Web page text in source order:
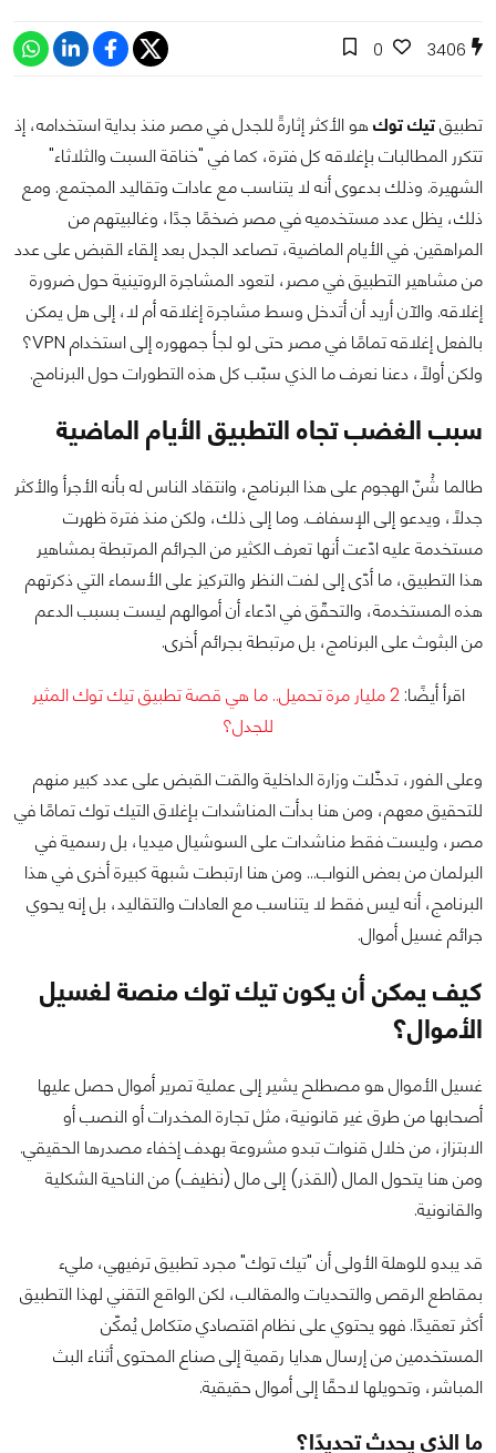
3406
0
تطبيقتيك توكهو الأكثر إثارةً للجدل في مصر منذ بداية استخدامه، إذ
تتكرر المطالبات بإغلاقه كل فترة، كما في "خناقة السبت والثلاثاء"
الشهيرة. وذلك بدعوى أنه لا يتناسب مع عادات وتقاليد المجتمع. ومع
ذلك، يظل عدد مستخدميه في مصر ضخمًا جدًا، وغالبيتهم من
المراهقين. في الأيام الماضية، تصاعد الجدل بعد إلقاء القبض على عدد
من مشاهير التطبيق في مصر، لتعود المشاجرة الروتينية حول ضرورة
إغلاقه. والآن أريد أن أتدخل وسط مشاجرة إغلاقه أم لا، إلى هل يمكن
بالفعل إغلاقه تمامًا في مصر حتى لو لجأ جمهوره إلى استخدام VPN؟
ولكن أولًا، دعنا نعرف ما الذي سبّب كل هذه التطورات حول البرنامج.
سبب الغضب تجاه التطبيق الأيام الماضية
طالما شُنّ الهجوم على هذا البرنامج، وانتقاد الناس له بأنه الأجرأ والأكثر
جدلًا، ويدعو إلى الإسفاف. وما إلى ذلك، ولكن منذ فترة ظهرت
مستخدمة عليه ادّعت أنها تعرف الكثير من الجرائم المرتبطة بمشاهير
هذا التطبيق، ما أدّى إلى لفت النظر والتركيز على الأسماء التي ذكرتهم
هذه المستخدمة، والتحقّق في ادّعاء أن أموالهم ليست بسبب الدعم
من البثوث على البرنامج، بل مرتبطة بجرائم أخرى.
اقرأ أيضًا: 2 مليار مرة تحميل.. ما هي قصة تطبيق تيك توك المثير
للجدل؟
وعلى الفور، تدخّلت وزارة الداخلية والقت القبض على عدد كبير منهم
للتحقيق معهم، ومن هنا بدأت المناشدات بإغلاق التيك توك تمامًا في
مصر، وليست فقط مناشدات على السوشيال ميديا، بل رسمية في
البرلمان من بعض النواب... ومن هنا ارتبطت شبهة كبيرة أخرى في هذا
البرنامج، أنه ليس فقط لا يتناسب مع العادات والتقاليد، بل إنه يحوي
جرائم غسيل أموال.
كيف يمكن أن يكون تيك توك منصة لغسيل
الأموال؟
غسيل الأموال هو مصطلح يشير إلى عملية تمرير أموال حصل عليها
أصحابها من طرق غير قانونية، مثل تجارة المخدرات أو النصب أو
الابتزاز، من خلال قنوات تبدو مشروعة بهدف إخفاء مصدرها الحقيقي.
ومن هنا يتحول المال (القذر) إلى مال (نظيف) من الناحية الشكلية
والقانونية.
قد يبدو للوهلة الأولى أن "تيك توك" مجرد تطبيق ترفيهي، مليء
بمقاطع الرقص والتحديات والمقالب، لكن الواقع التقني لهذا التطبيق
أكثر تعقيدًا. فهو يحتوي على نظام اقتصادي متكامل يُمكّن
المستخدمين من إرسال هدايا رقمية إلى صناع المحتوى أثناء البث
المباشر، وتحويلها لاحقًا إلى أموال حقيقية.
ما الذي يحدث تحديدًا؟